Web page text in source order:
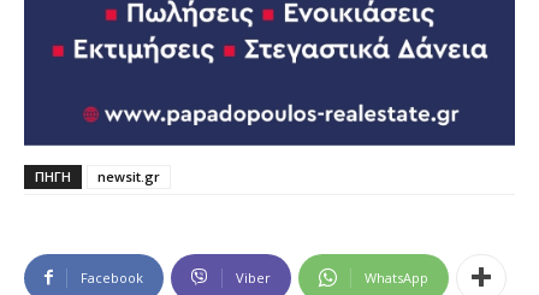
ΠΗΓΗ newsit.gr
Facebook Viber WhatsApp